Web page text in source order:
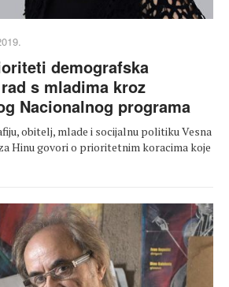
demografska
s mladima kroz
Nacionalnog programa
obitelj, mlade i socijalnu politiku Vesna
Hinu govori o prioritetnim koracima koje